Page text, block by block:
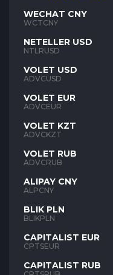
WECHAT CNY
WCTCNY
NETELLER USD
NTLRUSD
VOLET USD
ADVCUSD
VOLET EUR
ADVCEUR
VOLET KZT
ADVCKZT
VOLET RUB
ADVCRUB
ALIPAY CNY
ALPCNY
BLIK PLN
BLIKPLN
CAPITALIST EUR
CPTSEUR
CAPITALIST RUB